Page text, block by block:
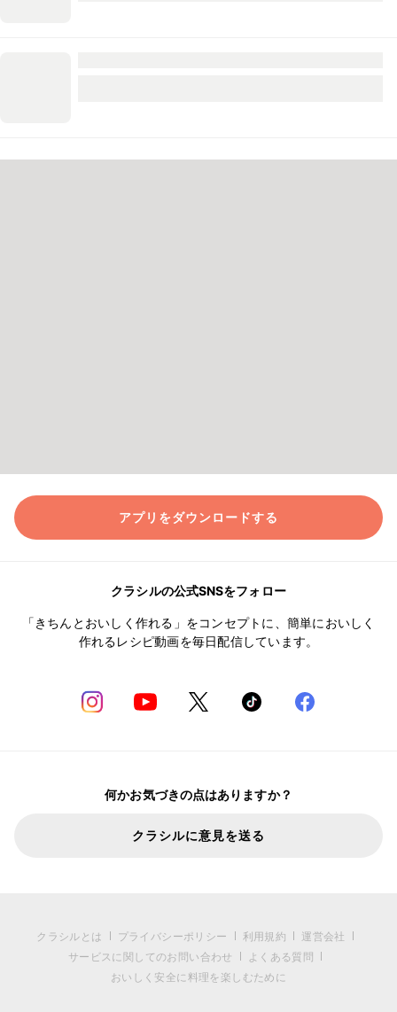
アプリをダウンロードする
クラシルの公式SNSをフォロー
「きちんとおいしく作れる」をコンセプトに、簡単においしく
作れるレシピ動画を毎日配信しています。
何かお気づきの点はありますか？
クラシルに意見を送る
クラシルとは プライバシーポリシー 利用規約
運営会社
サービスに関してのお問い合わせ
よくある質問
おいしく安全に料理を楽しむために